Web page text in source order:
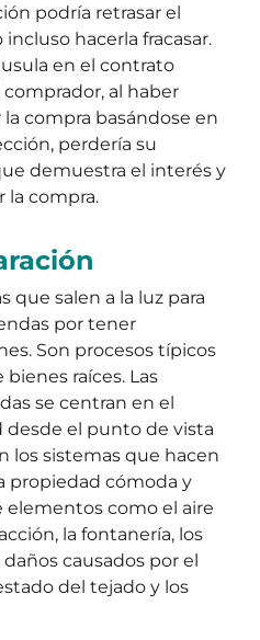
podría retrasar el
hacerla fracasar.
en el contrato
al haber
compra basándose en
perdería su
demuestra el interés y
la compra.
que salen a la luz para
por tener
Son procesos típicos
raíces. Las
se centran en el
desde el punto de vista
los sistemas que hacen
propiedad cómoda y
elementos como el aire
la fontanería, los
causados por el
del tejado y los